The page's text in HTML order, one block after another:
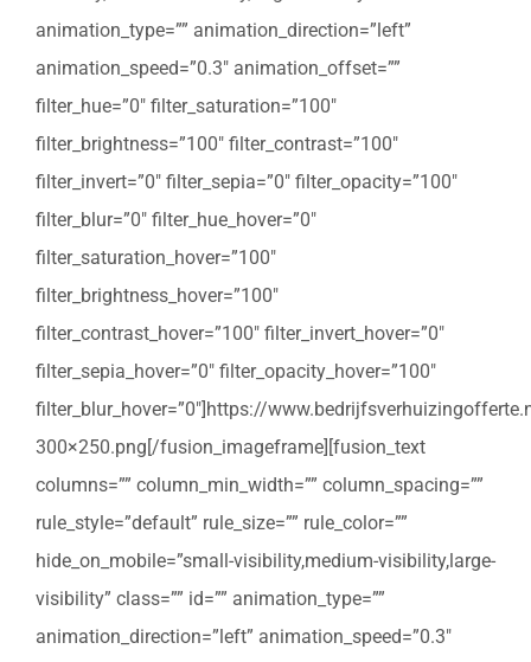
animation_type=”” animation_direction=”left”
animation_speed=”0.3″ animation_offset=””
filter_hue=”0″ filter_saturation=”100″
filter_brightness=”100″ filter_contrast=”100″
filter_invert=”0″ filter_sepia=”0″ filter_opacity=”100″
filter_blur=”0″ filter_hue_hover=”0″
filter_saturation_hover=”100″
filter_brightness_hover=”100″
filter_contrast_hover=”100″ filter_invert_hover=”0″
filter_sepia_hover=”0″ filter_opacity_hover=”100″
filter_blur_hover=”0″]https://
300×250.png[/fusion_imageframe][fusion_text
columns=”” column_min_width=”” column_spacing=””
rule_style=”default” rule_size=”” rule_color=””
hide_on_mobile=”small-visibility,medium-visibility,large-
visibility” class=”” id=”” animation_type=””
animation_direction=”left” animation_speed=”0.3″